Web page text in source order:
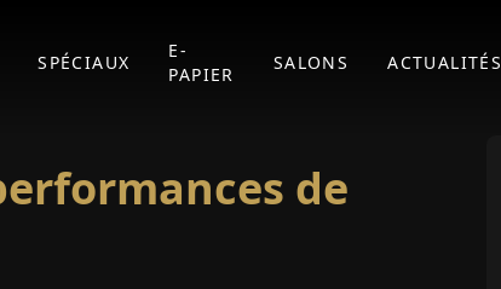
SPÉCIAUX
E-
PAPIER
SALONS ACTUALITÉS
de